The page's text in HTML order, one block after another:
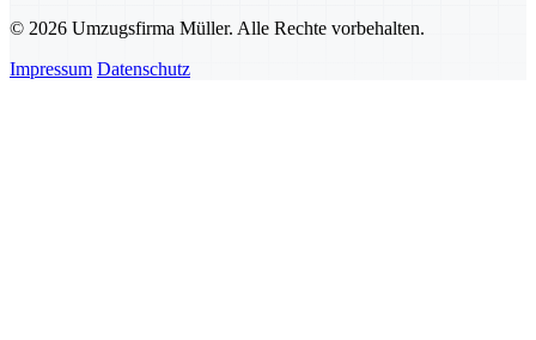
© 2026 Umzugsfirma Müller. Alle Rechte vorbehalten.
Impressum Datenschutz